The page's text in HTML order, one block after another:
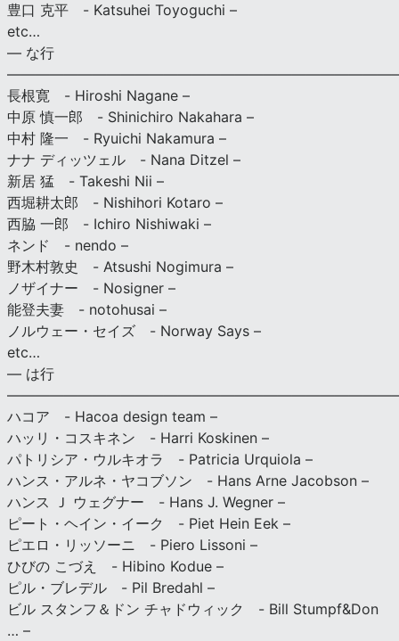
豊口 克平 - Katsuhei Toyoguchi –
etc…
— な行
長根寛 - Hiroshi Nagane –
中原 慎一郎 - Shinichiro Nakahara –
中村 隆一 - Ryuichi Nakamura –
ナナ ディッツェル - Nana Ditzel –
新居 猛 - Takeshi Nii –
西堀耕太郎 - Nishihori Kotaro –
西脇 一郎 - Ichiro Nishiwaki –
ネンド - nendo –
野木村敦史 - Atsushi Nogimura –
ノザイナー - Nosigner –
能登夫妻 - notohusai –
ノルウェー・セイズ - Norway Says –
etc…
— は行
ハコア - Hacoa design team –
ハッリ・コスキネン - Harri Koskinen –
パトリシア・ウルキオラ - Patricia Urquiola –
ハンス・アルネ・ヤコブソン - Hans Arne Jacobson –
ハンス Ｊ ウェグナー - Hans J. Wegner –
ピート・ヘイン・イーク - Piet Hein Eek –
ピエロ・リッソーニ - Piero Lissoni –
ひびの こづえ - Hibino Kodue –
ピル・ブレデル - Pil Bredahl –
ビル スタンフ＆ドン チャドウィック - Bill Stumpf&Don
… –